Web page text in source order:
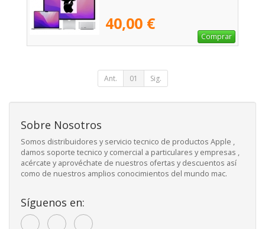
40,00 €
Comprar
Ant. 01 Sig.
Sobre Nosotros
Somos distribuidores y servicio tecnico de productos Apple ,
damos soporte tecnico y comercial a particulares y empresas ,
acércate y aprovéchate de nuestros ofertas y descuentos así
como de nuestros amplios conocimientos del mundo mac.
Síguenos en: